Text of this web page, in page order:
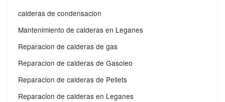
calderas de condensacion
Mantenimiento de calderas en Leganes
Reparacion de calderas de gas
Reparacion de calderas de Gasoleo
Reparacion de calderas de Pellets
Reparacion de calderas en Leganes